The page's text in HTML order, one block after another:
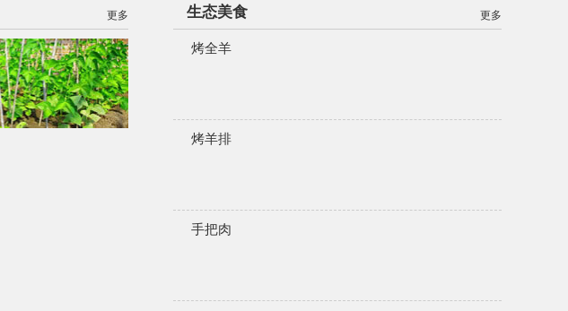
更多 生态美食 更多
烤全羊
烤羊排
手把肉